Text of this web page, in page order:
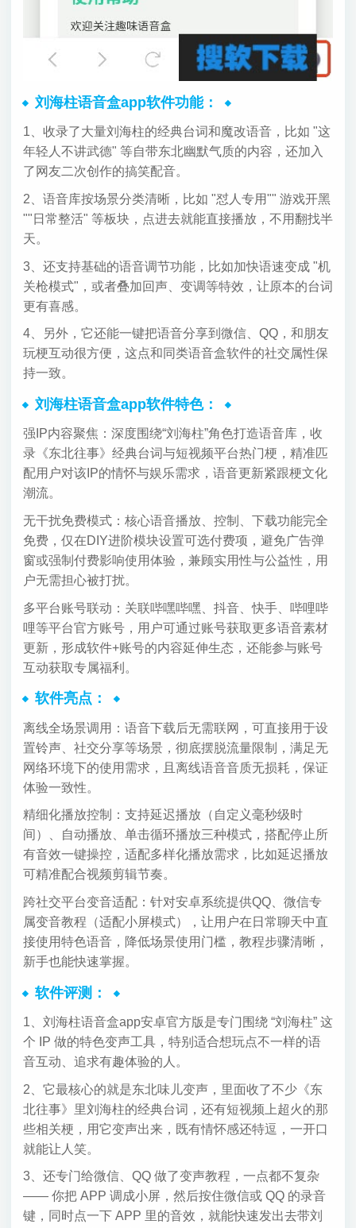
刘海柱语音盒app软件功能：
1、收录了大量刘海柱的经典台词和魔改语音，比如 "这
年轻人不讲武德" 等自带东北幽默气质的内容，还加入
了网友二次创作的搞笑配音。
2、语音库按场景分类清晰，比如 "怼人专用"" 游戏开黑
""日常整活" 等板块，点进去就能直接播放，不用翻找半
天。
3、还支持基础的语音调节功能，比如加快语速变成 "机
关枪模式"，或者叠加回声、变调等特效，让原本的台词
更有喜感。
4、另外，它还能一键把语音分享到微信、QQ，和朋友
玩梗互动很方便，这点和同类语音盒软件的社交属性保
持一致。
刘海柱语音盒app软件特色：
强IP内容聚焦：深度围绕“刘海柱”角色打造语音库，收
录《东北往事》经典台词与短视频平台热门梗，精准匹
配用户对该IP的情怀与娱乐需求，语音更新紧跟梗文化
潮流。
无干扰免费模式：核心语音播放、控制、下载功能完全
免费，仅在DIY进阶模块设置可选付费项，避免广告弹
窗或强制付费影响使用体验，兼顾实用性与公益性，用
户无需担心被打扰。
多平台账号联动：关联哔嘿哔嘿、抖音、快手、哔哩哔
哩等平台官方账号，用户可通过账号获取更多语音素材
更新，形成软件+账号的内容延伸生态，还能参与账号
互动获取专属福利。
软件亮点：
离线全场景调用：语音下载后无需联网，可直接用于设
置铃声、社交分享等场景，彻底摆脱流量限制，满足无
网络环境下的使用需求，且离线语音音质无损耗，保证
体验一致性。
精细化播放控制：支持延迟播放（自定义毫秒级时
间）、自动播放、单击循环播放三种模式，搭配停止所
有音效一键操控，适配多样化播放需求，比如延迟播放
可精准配合视频剪辑节奏。
跨社交平台变音适配：针对安卓系统提供QQ、微信专
属变音教程（适配小屏模式），让用户在日常聊天中直
接使用特色语音，降低场景使用门槛，教程步骤清晰，
新手也能快速掌握。
软件评测：
1、刘海柱语音盒app安卓官方版是专门围绕 “刘海柱” 这
个 IP 做的特色变声工具，特别适合想玩点不一样的语
音互动、追求有趣体验的人。
2、它最核心的就是东北味儿变声，里面收了不少《东
北往事》里刘海柱的经典台词，还有短视频上超火的那
些相关梗，用它变声出来，既有情怀感还特逗，一开口
就能让人笑。
3、还专门给微信、QQ 做了变声教程，一点都不复杂
—— 你把 APP 调成小屏，然后按住微信或 QQ 的录音
键，同时点一下 APP 里的音效，就能快速发出去带刘